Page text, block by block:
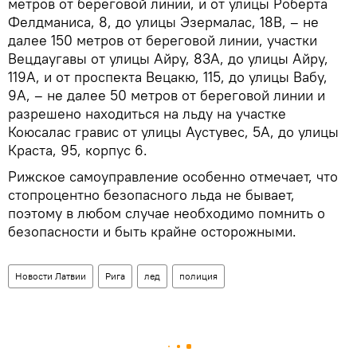
метров от береговой линии, и от улицы Роберта
Фелдманиса, 8, до улицы Эзермалас, 18B, – не
далее 150 метров от береговой линии, участки
Вецдаугавы от улицы Айру, 83A, до улицы Айру,
119A, и от проспекта Вецакю, 115, до улицы Вабу,
9A, – не далее 50 метров от береговой линии и
разрешено находиться на льду на участке
Коюсалас гравис от улицы Аустувес, 5A, до улицы
Краста, 95, корпус 6.
Рижское самоуправление особенно отмечает, что
стопроцентно безопасного льда не бывает,
поэтому в любом случае необходимо помнить о
безопасности и быть крайне осторожными.
Новости Латвии Рига лед полиция